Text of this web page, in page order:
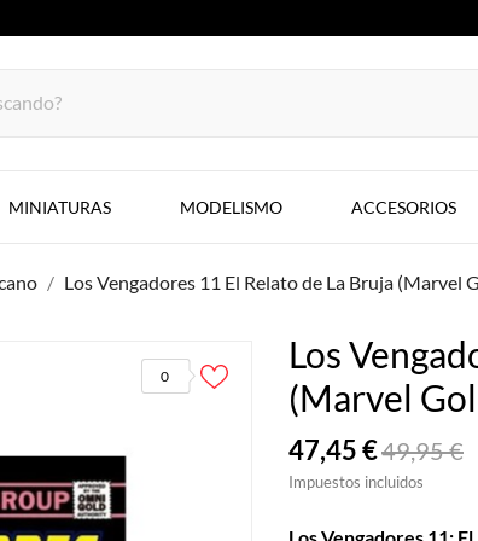
MINIATURAS MODELISMO ACCESORIOS
Los Vengadores 11 El Relato de La Bruja (Marvel
0
Los
(Marvel
47,45 €49,95 €
Impuestos incluidos